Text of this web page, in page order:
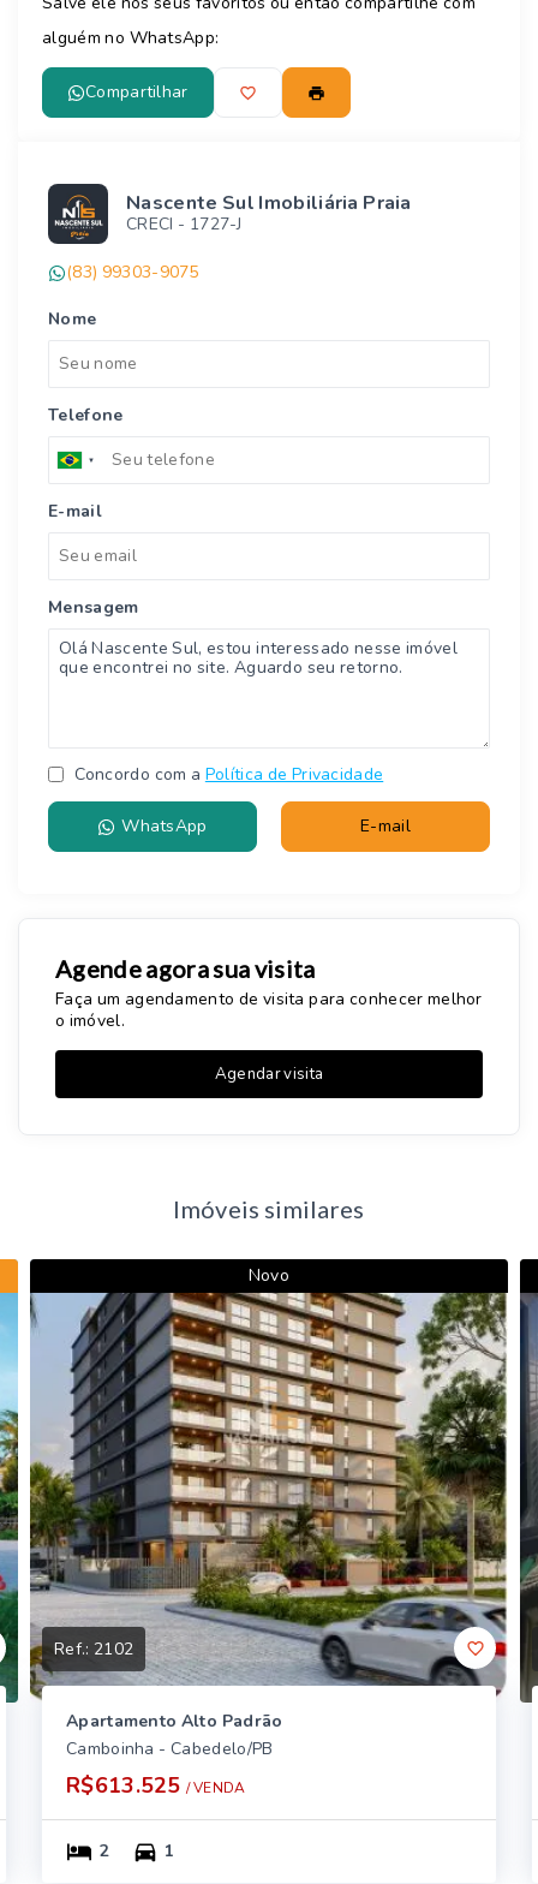
alguém no WhatsApp:
Compartilhar
Nascente Sul Imobiliária Praia
CRECI - 1727-J
(83) 99303-9075
Nome
Telefone
E-mail
Mensagem
Concordo com a Política de Privacidade
WhatsApp E-mail
Agende agora sua visita
Faça um agendamento de visita para conhecer melhor
o imóvel.
Agendar visita
Imóveis similares
Novo
Ref.:2102
Apartamento Alto Padrão
Camboinha - Cabedelo/PB
R$613.525 / VENDA
2 1